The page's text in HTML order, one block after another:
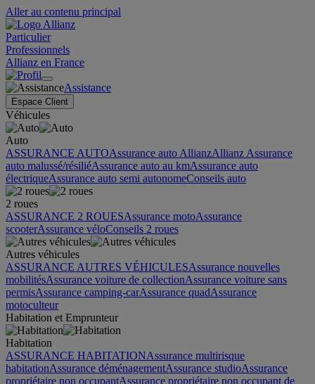
Aller au contenu principal
Particulier
Professionnels
Allianz en France
Assistance
Espace Client
Véhicules
Auto
ASSURANCE AUTOAssurance auto AllianzAllianz Assurance
auto malussé/résiliéAssurance auto au kmAssurance auto
électriqueAssurance auto semi autonomeConseils auto
2 roues
ASSURANCE 2 ROUESAssurance motoAssurance
scooterAssurance véloConseils 2 roues
Autres véhicules
ASSURANCE AUTRES VÉHICULESAssurance nouvelles
mobilitésAssurance voiture de collectionAssurance voiture sans
permisAssurance camping-carAssurance quadAssurance
motoculteur
Habitation et Emprunteur
Habitation
ASSURANCE HABITATIONAssurance multirisque
habitationAssurance déménagementAssurance studioAssurance
propriétaire non occupantAssurance propriétaire non occupant de